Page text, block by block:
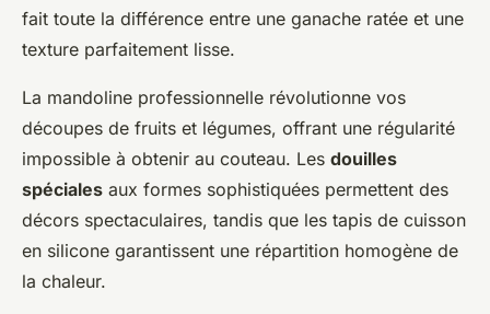
fait toute la différence entre une ganache ratée et une
texture parfaitement lisse.
La mandoline professionnelle révolutionne vos
découpes de fruits et légumes, offrant une régularité
impossible à obtenir au couteau. Les douilles
spéciales aux formes sophistiquées permettent des
décors spectaculaires, tandis que les tapis de cuisson
en silicone garantissent une répartition homogène de
la chaleur.